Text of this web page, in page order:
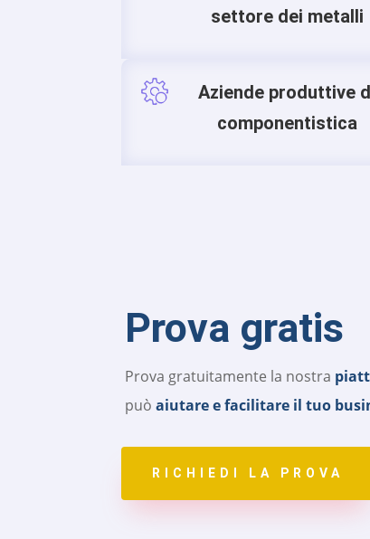
settore dei metalli
Aziende produttive
componentistica
Prova gratis
Prova gratuitamente la nostra
puòaiutare e facilitare il tuo
RICHIEDI LA PROVA